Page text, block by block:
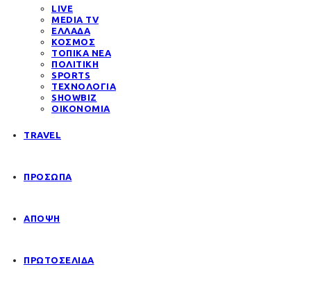
LIVE
MEDIA TV
ΕΛΛΑΔΑ
ΚΟΣΜΟΣ
ΤΟΠΙΚΑ ΝΕΑ
ΠΟΛΙΤΙΚΗ
SPORTS
ΤΕΧΝΟΛΟΓΙΑ
SHOWBIZ
ΟΙΚΟΝΟΜΙΑ
TRAVEL
ΠΡΟΣΩΠΑ
ΑΠΟΨΗ
ΠΡΩΤΟΣΕΛΙΔΑ